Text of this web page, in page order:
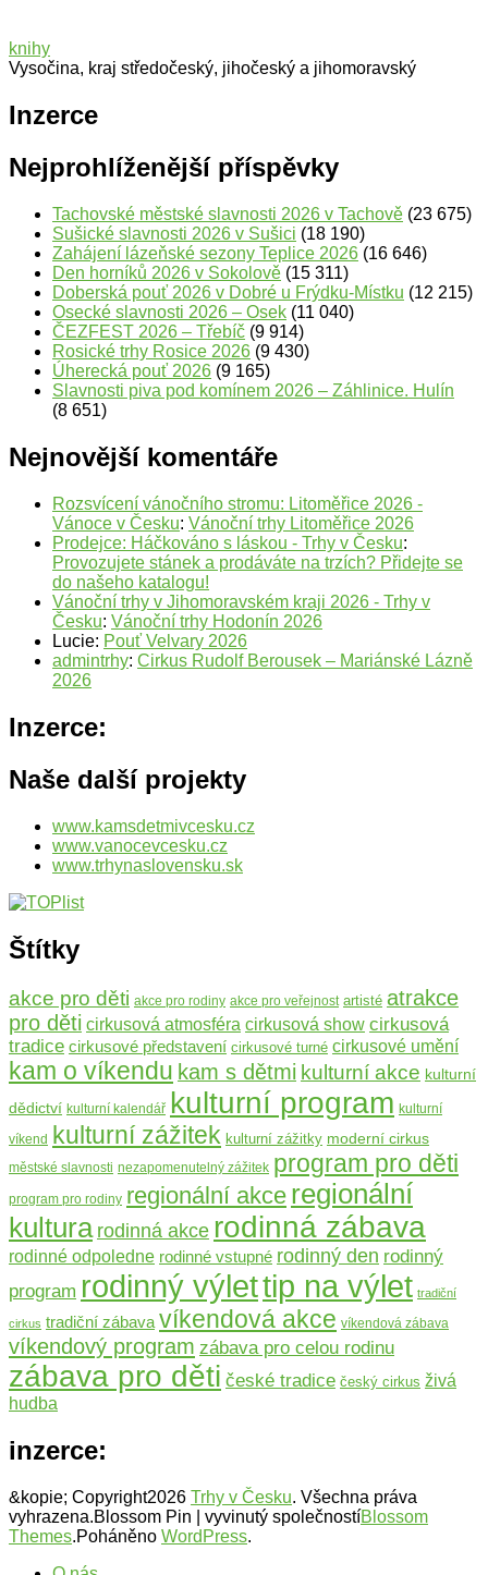
knihy
Vysočina, kraj středočeský, jihočeský a jihomoravský
Inzerce
Nejprohlíženější příspěvky
Tachovské městské slavnosti 2026 v Tachově (23 675)
Sušické slavnosti 2026 v Sušici (18 190)
Zahájení lázeňské sezony Teplice 2026 (16 646)
Den horníků 2026 v Sokolově (15 311)
Doberská pouť 2026 v Dobré u Frýdku-Místku (12 215)
Osecké slavnosti 2026 – Osek (11 040)
ČEZFEST 2026 – Třebíč (9 914)
Rosické trhy Rosice 2026 (9 430)
Úherecká pouť 2026 (9 165)
Slavnosti piva pod komínem 2026 – Záhlinice. Hulín
(8 651)
Nejnovější komentáře
Rozsvícení vánočního stromu: Litoměřice 2026 -
Vánoce v Česku: Vánoční trhy Litoměřice 2026
Prodejce: Háčkováno s láskou - Trhy v Česku:
Provozujete stánek a prodáváte na trzích? Přidejte se
do našeho katalogu!
Vánoční trhy v Jihomoravském kraji 2026 - Trhy v
Česku: Vánoční trhy Hodonín 2026
Lucie: Pouť Velvary 2026
admintrhy: Cirkus Rudolf Berousek – Mariánské Lázně
2026
Inzerce:
Naše další projekty
www.kamsdetmivcesku.cz
www.vanocevcesku.cz
www.trhynaslovensku.sk
Štítky
akce pro děti akce pro rodiny akce pro veřejnost artisté atrakce
pro děti cirkusová atmosféra cirkusová show cirkusová
tradice cirkusové představení cirkusové turné cirkusové umění
kam o víkendu kam s dětmi kulturní akce kulturní
dědictví kulturní kalendář kulturní program kulturní
víkend kulturní zážitek kulturní zážitky moderní cirkus
městské slavnosti nezapomenutelný zážitek program pro děti
program pro rodiny regionální akce regionální
kultura rodinná akce rodinná zábava
rodinné odpoledne rodinné vstupné rodinný den rodinný
program rodinný výlettip na výlet tradiční
cirkus tradiční zábava víkendová akce víkendová zábava
víkendový program zábava pro celou rodinu
zábava pro děti české tradice český cirkus živá
hudba
inzerce:
&kopie; Copyright2026 Trhy v Česku. Všechna práva
vyhrazena.Blossom Pin | vyvinutý společnostíBlossom
Themes.Poháněno WordPress.